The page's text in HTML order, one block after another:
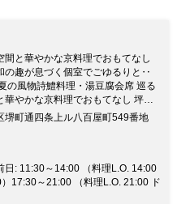
間と華やかな京料理でおもてなし
の趣が息づく個室でごゆるりと‥
の風物詩鱧料理・湯豆腐会席 巡る
華やかな京料理でおもてなし 坪庭
が息づく個室でごゆるりと‥ 宴
、町屋の風情漂う『京料理 花咲
。 隠れ家さながらの落ち着いた雰
り過ごせる上質な空間も魅力です。
ていただけるように、京都の食材、
堺町通四条上ル八百屋町549番地
日: 11:30～14:00 （料理L.O. 14:00
）17:30～21:00 （料理L.O. 21:00 ド